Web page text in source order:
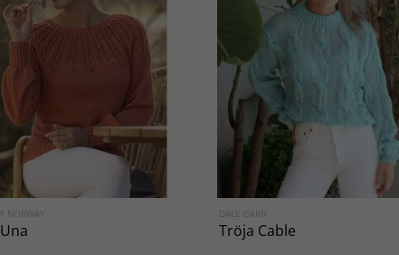
NORWAY DALE GARN
Tröja Cable